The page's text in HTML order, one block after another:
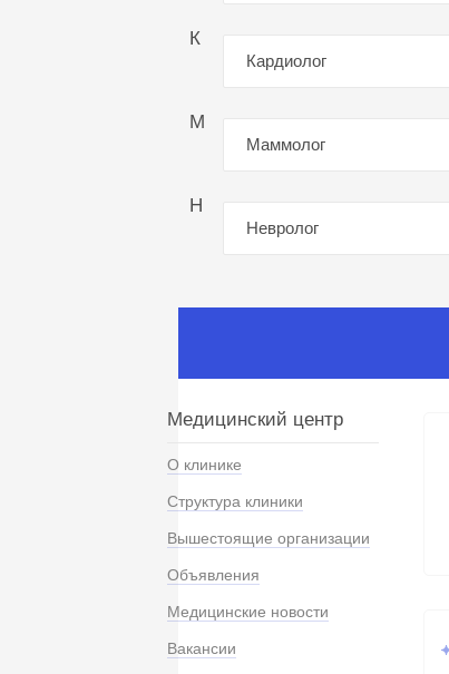
К
Кардиолог
М
Маммолог
Н
Невролог
Медицинский центр
О клинике
Структура клиники
Вышестоящие организации
Объявления
Медицинские новости
Вакансии